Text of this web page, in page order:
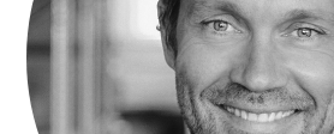
Poignées de fenêtres
Barres de tirage pour portes et
Poignée personnalisée
Boutons pour portes